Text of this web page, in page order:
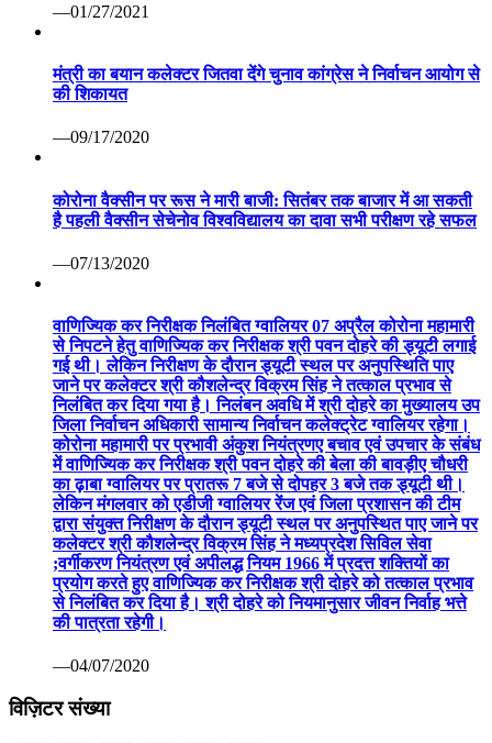
—01/27/2021
मंत्री का बयान कलेक्टर जितवा देंगे चुनाव कांग्रेस ने निर्वाचन आयोग से
की शिकायत
—09/17/2020
कोरोना वैक्सीन पर रूस ने मारी बाजी: सितंबर तक बाजार में आ सकती
है पहली वैक्सीन सेचेनोव विश्वविद्यालय का दावा सभी परीक्षण रहे सफल
—07/13/2020
वाणिज्यिक कर निरीक्षक निलंबित ग्वालियर 07 अप्रैल कोरोना महामारी
से निपटने हेतु वाणिज्यिक कर निरीक्षक श्री पवन दोहरे की ड्यूटी लगाई
गई थी। लेकिन निरीक्षण के दौरान ड्यूटी स्थल पर अनुपस्थिति पाए
जाने पर कलेक्टर श्री कौशलेन्द्र विक्रम सिंह ने तत्काल प्रभाव से
निलंबित कर दिया गया है। निलंबन अवधि में श्री दोहरे का मुख्यालय उप
जिला निर्वाचन अधिकारी सामान्य निर्वाचन कलेक्ट्रेट ग्वालियर रहेगा।
कोरोना महामारी पर प्रभावी अंकुश नियंत्रणए बचाव एवं उपचार के संबंध
में वाणिज्यिक कर निरीक्षक श्री पवन दोहरे की बेला की बावड़ीए चौधरी
का ढ़ाबा ग्वालियर पर प्रातरू 7 बजे से दोपहर 3 बजे तक ड्यूटी थी।
लेकिन मंगलवार को एडीजी ग्वालियर रेंज एवं जिला प्रशासन की टीम
द्वारा संयुक्त निरीक्षण के दौरान ड्यूटी स्थल पर अनुपस्थित पाए जाने पर
कलेक्टर श्री कौशलेन्द्र विक्रम सिंह ने मध्यप्रदेश सिविल सेवा
;वर्गीकरण नियंत्रण एवं अपीलद्ध नियम 1966 में प्रदत्त शक्तियों का
प्रयोग करते हुए वाणिज्यिक कर निरीक्षक श्री दोहरे को तत्काल प्रभाव
से निलंबित कर दिया है। श्री दोहरे को नियमानुसार जीवन निर्वाह भत्ते
की पात्रता रहेगी।
—04/07/2020
विज़िटर संख्या